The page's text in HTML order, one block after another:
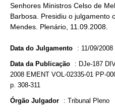
Senhores Ministros Celso de
Barbosa. Presidiu o julgamento
Mendes. Plenário, 11.09.2008.
Data do Julgamento : 11/09/2008
Data da Publicação : DJe-187
2008 EMENT VOL-02335-01 PP-
p. 308-311
Órgão Julgador : Tribunal Pleno